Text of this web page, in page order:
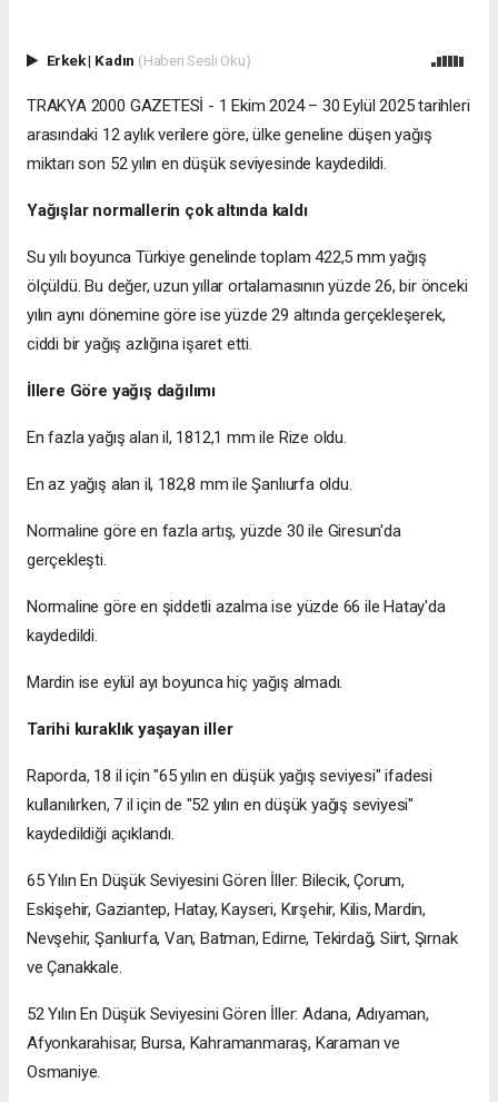
Erkek| Kadın (Haberi Sesli Oku)
TRAKYA 2000 GAZETESİ - 1 Ekim 2024 – 30 Eylül 2025 tarihleri
arasındaki 12 aylık verilere göre, ülke geneline düşen yağış
miktarı son 52 yılın en düşük seviyesinde kaydedildi.
Yağışlar normallerin çok altında kaldı
Su yılı boyunca Türkiye genelinde toplam 422,5 mm yağış
ölçüldü. Bu değer, uzun yıllar ortalamasının yüzde 26, bir önceki
yılın aynı dönemine göre ise yüzde 29 altında gerçekleşerek,
ciddi bir yağış azlığına işaret etti.
İllere Göre yağış dağılımı
En fazla yağış alan il, 1812,1 mm ile Rize oldu.
En az yağış alan il, 182,8 mm ile Şanlıurfa oldu.
Normaline göre en fazla artış, yüzde 30 ile Giresun'da
gerçekleşti.
Normaline göre en şiddetli azalma ise yüzde 66 ile Hatay'da
kaydedildi.
Mardin ise eylül ayı boyunca hiç yağış almadı.
Tarihi kuraklık yaşayan iller
Raporda, 18 il için "65 yılın en düşük yağış seviyesi" ifadesi
kullanılırken, 7 il için de "52 yılın en düşük yağış seviyesi"
kaydedildiği açıklandı.
65 Yılın En Düşük Seviyesini Gören İller: Bilecik, Çorum,
Eskişehir, Gaziantep, Hatay, Kayseri, Kırşehir, Kilis, Mardin,
Nevşehir, Şanlıurfa, Van, Batman, Edirne, Tekirdağ, Siirt, Şırnak
ve Çanakkale.
52 Yılın En Düşük Seviyesini Gören İller: Adana, Adıyaman,
Afyonkarahisar, Bursa, Kahramanmaraş, Karaman ve
Osmaniye.